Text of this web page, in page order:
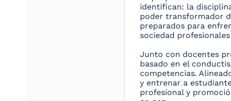
identifican: la
poder transformador
preparados para
sociedad
Junto con docentes
basado en el
competencias.
y entrenar a
profesional y